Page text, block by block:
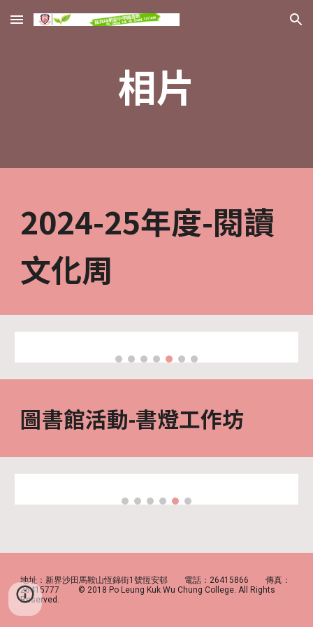
Skip to main content Skip to navigation
相片
2024-25年度-閱讀
文化周
圖書館活動-書燈工作坊
地址：新界沙田馬鞍山恆錦街1號恆安邨 電話：26415866 傳真：
26415777 © 2018 Po Leung Kuk Wu Chung College. All Rights
Reserved.